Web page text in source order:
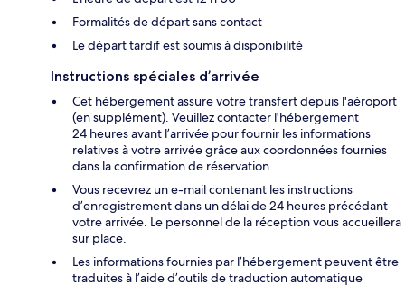
Formalités de départ sans contact
Le départ tardif est soumis à disponibilité
Instructions spéciales d’arrivée
Cet hébergement assure votre transfert depuis l'aéroport
(en supplément). Veuillez contacter l'hébergement
24 heures avant l’arrivée pour fournir les informations
relatives à votre arrivée grâce aux coordonnées fournies
dans la confirmation de réservation.
Vous recevrez un e-mail contenant les instructions
d’enregistrement dans un délai de 24 heures précédant
votre arrivée. Le personnel de la réception vous accueillera
sur place.
Les informations fournies par l’hébergement peuvent être
traduites à l’aide d’outils de traduction automatique